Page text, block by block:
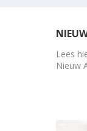
Lees
Nieuw